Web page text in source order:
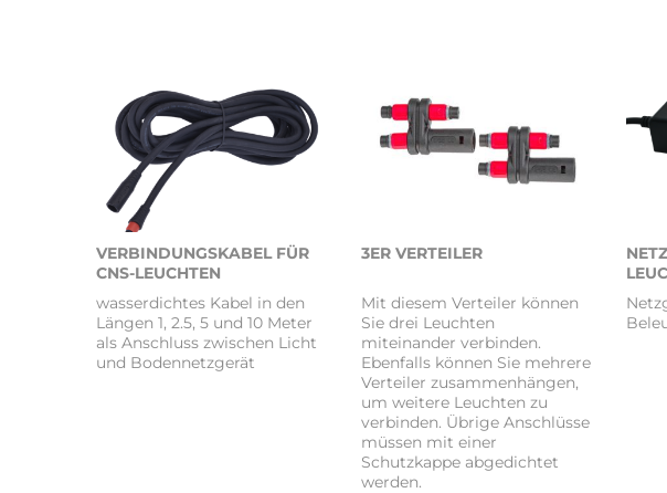
VERBINDUNGSKABEL FÜR
CNS-LEUCHTEN
wasserdichtes Kabel in den
Längen 1, 2.5, 5 und 10 Meter
als Anschluss zwischen Licht
und Bodennetzgerät
3ER VERTEILER
Mit diesem Verteiler können
Sie drei Leuchten
miteinander verbinden.
Ebenfalls können Sie mehrere
Verteiler zusammenhängen,
um weitere Leuchten zu
verbinden. Übrige Anschlüsse
müssen mit einer
Schutzkappe abgedichtet
werden.